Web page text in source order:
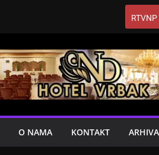
O NAMA KONTAKT ARHIVA